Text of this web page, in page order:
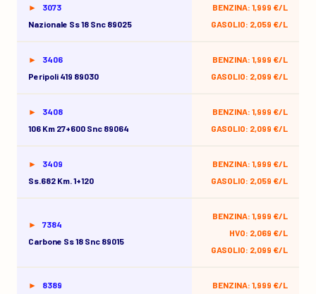
3073
Nazionale Ss 18 Snc 89025
BENZINA: 1,999 €/L
GASOLIO: 2,059 €/L
3406
Peripoli 419 89030
BENZINA: 1,999 €/L
GASOLIO: 2,099 €/L
3408
106 Km 27+600 Snc 89064
BENZINA: 1,999 €/L
GASOLIO: 2,099 €/L
3409
Ss.682 Km. 1+120
BENZINA: 1,999 €/L
GASOLIO: 2,059 €/L
7384
Carbone Ss 18 Snc 89015
BENZINA: 1,999 €/L
HVO: 2,069 €/L
GASOLIO: 2,099 €/L
8389
BENZINA: 1,999 €/L